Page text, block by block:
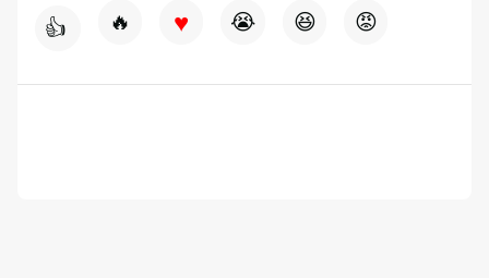
👍 🔥 ♥ 😭 😆 😡